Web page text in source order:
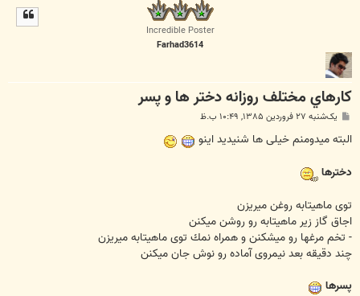
Incredible Poster
Farhad3614
کارهاي مختلف روزانه دختر ها و پسر
پ
ت
یک‌شنبه ۲۷ فروردین ۱۳۸۵, ۱۰:۴۹ ب.ظ
البته میدومنم خیلی ها شنیدید اینو
دخترها
توی ماهيتابه روغن ميريزن
اجاق گاز زير ماهيتابه رو روشن ميكنن
- تخم مرغها رو ميشكنن و همراه نمك توی ماهيتابه ميريزن
چند دقيقه بعد نيمروی آماده رو نوش جان ميكنن
پسرها